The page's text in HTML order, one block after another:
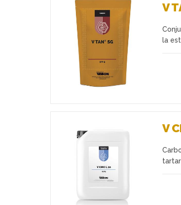
Favoritos
V
la
V